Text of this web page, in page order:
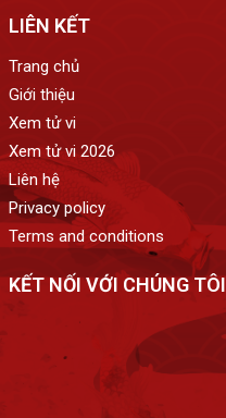
LIÊN KẾT
Trang chủ
Giới thiệu
Xem tử vi
Xem tử vi 2026
Liên hệ
Privacy policy
Terms and conditions
KẾT NỐI VỚI CHÚNG TÔI